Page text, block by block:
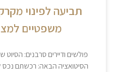
תביעה לפינוי
משפטיים
פולשים ודיירים סרבנים:
הסיטואציה הבאה: רכשתם נכס